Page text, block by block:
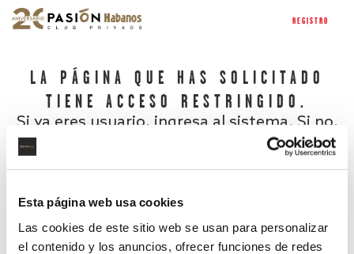
Esta página web usa cookies
Las cookies de este sitio web se usan para personalizar
el contenido y los anuncios, ofrecer funciones de redes
REGISTRO
LA PÁGINA QUE HAS SOLICITADO
TIENE ACCESO RESTRINGIDO.
Si ya eres usuario, ingresa al sistema. Si no,